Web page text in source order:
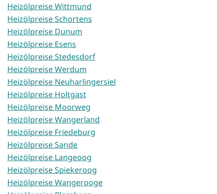
Heizölpreise Wittmund
Heizölpreise Schortens
Heizölpreise Dunum
Heizölpreise Esens
Heizölpreise Stedesdorf
Heizölpreise Werdum
Heizölpreise Neuharlingersiel
Heizölpreise Holtgast
Heizölpreise Moorweg
Heizölpreise Wangerland
Heizölpreise Friedeburg
Heizölpreise Sande
Heizölpreise Langeoog
Heizölpreise Spiekeroog
Heizölpreise Wangerooge